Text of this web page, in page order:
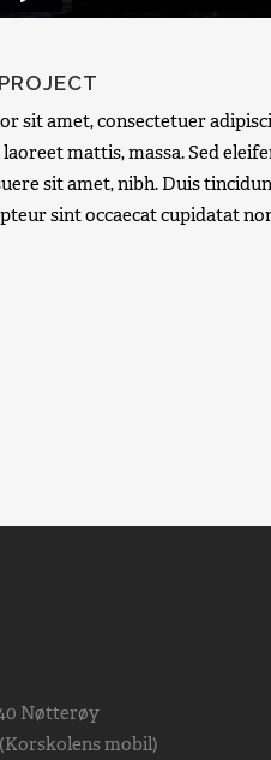
sit amet, consectetuer
mattis, massa. Sed
sit amet, nibh. Duis
sint occaecat cupidatat
Nøtterøy
(Korskolens mobil)